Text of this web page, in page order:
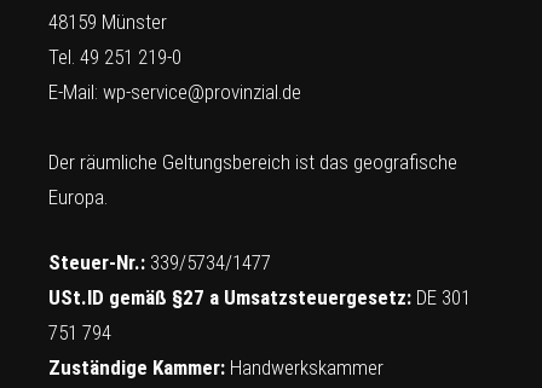
48159 Münster
Tel. 49 251 219-0
E-Mail: wp-service@provinzial.de
Der räumliche Geltungsbereich ist das geografische
Europa.
Steuer-Nr.: 339/5734/1477
USt.ID gemäß §27 a Umsatzsteuergesetz: DE 301
751 794
Zuständige Kammer: Handwerkskammer